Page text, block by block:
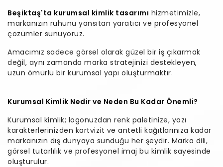
Beşiktaş'ta kurumsal kimlik tasarımı hizmetimizle,
markanızın ruhunu yansıtan yaratıcı ve profesyonel
çözümler sunuyoruz.
Amacımız sadece görsel olarak güzel bir iş çıkarmak
değil, aynı zamanda marka stratejinizi destekleyen,
uzun ömürlü bir kurumsal yapı oluşturmaktır.
Kurumsal Kimlik Nedir ve Neden Bu Kadar Önemli?
Kurumsal kimlik; logonuzdan renk paletinize, yazı
karakterlerinizden kartvizit ve antetli kağıtlarınıza kadar
markanızın dış dünyaya sunduğu her şeydir. Marka dili,
görsel tutarlılık ve profesyonel imaj bu kimlik sayesinde
oluşturulur.